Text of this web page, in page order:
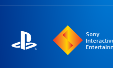
Sony